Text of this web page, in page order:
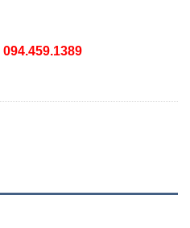
094.459.1389